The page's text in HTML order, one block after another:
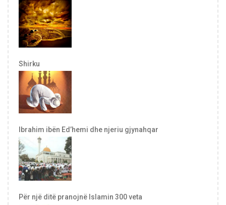
Shirku
Ibrahim ibën Ed’hemi dhe njeriu gjynahqar
Për një ditë pranojnë Islamin 300 veta